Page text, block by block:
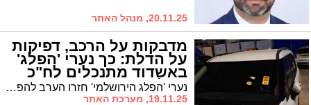
20.11.25, מנהל האתר
מדבקות על הרכב, דפיקות
על הדלת: כך נערי 'הפלג'
באשדוד מתנכלים לח"כ
אזולאי נערי 'הפלג הירושלמי' חזרו הערב להפגין למרגלות ביתו של ח"כ האשדודי ינון אזולאי המתגורר בלב רובע ז'. מדבקות הודבקו על רכבו, חלקם דפקו על דלתו והטרידוהו והמשטרה מתקשה לאכוף שכן מדובר בנערים צעירים
19.11.25, מערכת האתר